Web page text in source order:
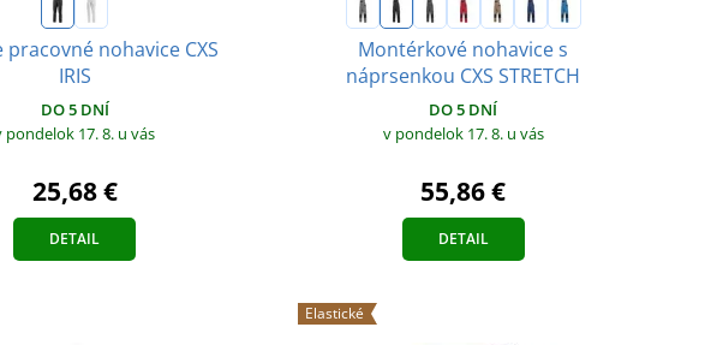
pracovné nohavice CXS
IRIS
DO 5 DNÍ
pondelok 17. 8. u vás
25,68 €
DETAIL
Montérkové nohavice s
náprsenkou CXS STRETCH
DO 5 DNÍ
v pondelok 17. 8. u vás
55,86 €
DETAIL
Elastické